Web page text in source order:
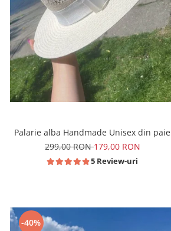
Palarie alba Handmade Unisex din paie
299,00 RON179,00 RON
5 Review-uri
-40%